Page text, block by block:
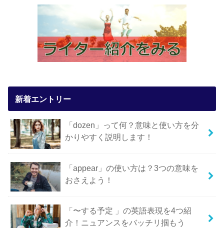
新着エントリー
「dozen」って何？意味と使い方を分
かりやすく説明します！
「appear」の使い方は？3つの意味を
おさえよう！
「〜する予定 」の英語表現を4つ紹
介！ニュアンスをバッチリ掴もう